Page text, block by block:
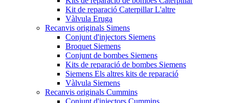
Kit de reparació Caterpillar L'altre
Vàlvula Eruga
Recanvis originals Simens
Conjunt d'injectors Siemens
Broquet Siemens
Conjunt de bombes Siemens
Kits de reparació de bombes Siemens
Siemens Els altres kits de reparació
Vàlvula Siemens
Recanvis originals Cummins
Conjunt d'injectors Cummins